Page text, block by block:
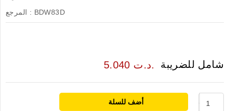
المرجع : BDW83D
5.040 د.ت. شامل للضريبة
أضف للسلة